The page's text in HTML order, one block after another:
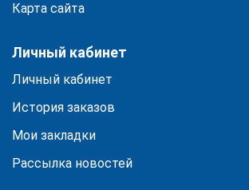
Карта сайта
Личный кабинет
Личный кабинет
История заказов
Мои закладки
Рассылка новостей